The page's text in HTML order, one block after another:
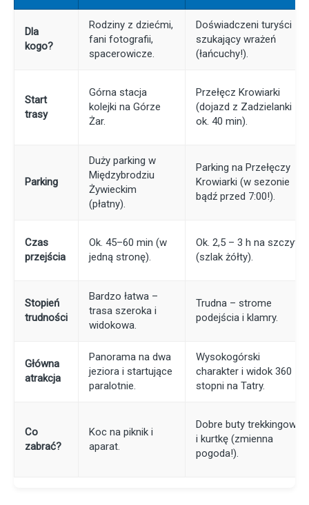
Dla
kogo?
Rodziny z dziećmi,
fani fotografii,
spacerowicze.
Doświadczeni turyści
szukający wrażeń
(łańcuchy!).
Start
trasy
Górna stacja
kolejki na Górze
Żar.
Przełęcz Krowiarki
(dojazd z Zadzielanki
ok. 40 min).
Parking
Duży parking w
Międzybrodziu
Żywieckim
(płatny).
Parking na Przełęczy
Krowiarki (w sezonie
bądź przed 7:00!).
Czas
przejścia
Ok. 45–60 min (w
jedną stronę).
Ok. 2,5 – 3 h na szczyt
(szlak żółty).
Stopień
trudności
Bardzo łatwa –
trasa szeroka i
widokowa.
Trudna – strome
podejścia i klamry.
Główna
atrakcja
Panorama na dwa
jeziora i startujące
paralotnie.
Wysokogórski
charakter i widok 360
stopni na Tatry.
Co
zabrać?
Koc na piknik i
aparat.
Dobre buty trekkingowe
i kurtkę (zmienna
pogoda!).